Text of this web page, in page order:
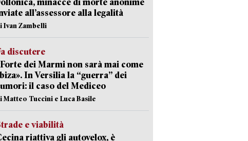
minacce di morte anonime
all’assessore alla legalità
Ivan Zambelli
discutere
dei Marmi non sarà mai come
In Versilia la “guerra” dei
il caso del Mediceo
Matteo Tuccini e Luca Basile
e viabilità
riattiva gli autovelox, è